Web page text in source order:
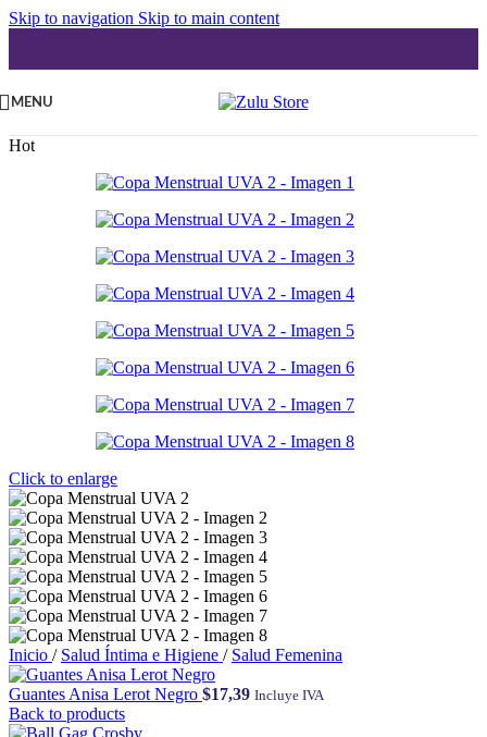
Skip to navigation Skip to main content
MENU
Hot
Click to enlarge
Inicio / Salud Íntima e Higiene / Salud Femenina
Guantes Anisa Lerot Negro $17,39 Incluye IVA
Back to products